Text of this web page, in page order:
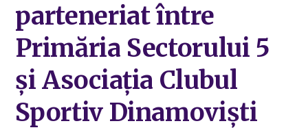
parteneriat între
Primăria Sectorului 5
și Asociația Clubul
Sportiv Dinamoviști